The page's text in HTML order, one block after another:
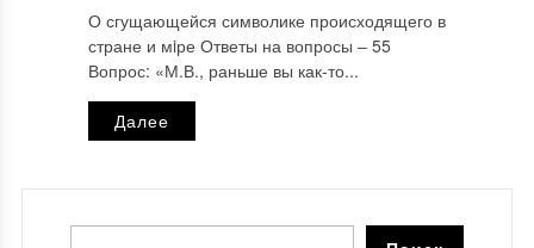
О сгущающейся символике происходящего в
стране и мiре Ответы на вопросы ‒ 55
Вопрос: «М.В., раньше вы как-то...
Далее